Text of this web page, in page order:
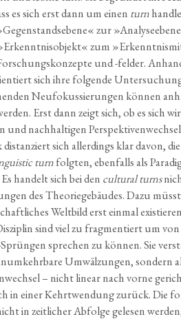
es sich erst dann um einen turn
zur
zum
und -fel­der.
sich ihre fol­gen­de
Neu­fo­kus­sie­run­gen kön­nen
Erst dann zeigt sich, ob es sich
und nach­hal­ti­gen Per­spek­ti­ven­wech­sel
sich aller­dings klar davon,
turnfolg­ten, eben­falls als
han­delt sich bei den cul­tu­ral turns
des Theo­rie­ge­bäu­des. Dazu
Welt­bild erst ein­mal
sind viel zu frag­men­tiert um von
spre­chen zu kön­nen. Sie
Umwäl­zun­gen, son­dern
– nicht line­ar nach vor­ne
in einer Kehrt­wen­dung zurück. Die
in zeit­li­cher Abfol­ge gele­sen